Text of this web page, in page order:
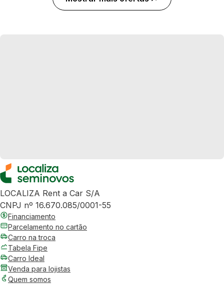
LOCALIZA Rent a Car S/A
CNPJ nº 16.670.085/0001-55
Financiamento
Parcelamento no cartão
Carro na troca
Tabela Fipe
Carro Ideal
Venda para lojistas
Quem somos